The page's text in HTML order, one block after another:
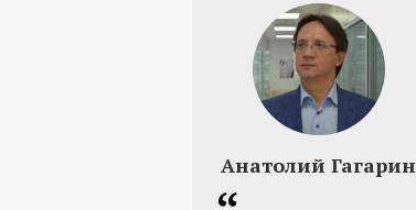
Анатолий Гагарин